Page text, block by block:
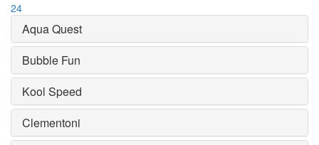
24
Aqua Quest
Bubble Fun
Kool Speed
Clementoni